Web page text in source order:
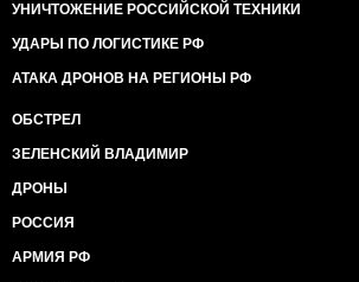
УНИЧТОЖЕНИЕ РОССИЙСКОЙ ТЕХНИКИ
УДАРЫ ПО ЛОГИСТИКЕ РФ
АТАКА ДРОНОВ НА РЕГИОНЫ РФ
ОБСТРЕЛ
ЗЕЛЕНСКИЙ ВЛАДИМИР
ДРОНЫ
РОССИЯ
АРМИЯ РФ